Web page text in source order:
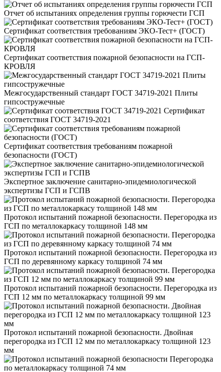
Отчет об испытаниях определения группы горючести ГСП
Сертификат соответствия требованиям ЭКО-Тест+ (ГОСТ)
Сертификат соответствия пожарной безопасности на ГСП-
КРОВЛЯ
Межгосударственный стандарт ГОСТ 34719-2021 Плиты
гипсостружечные
Сертификат
соответствия ГОСТ 34719-2021
Сертификат соответствия требованиям пожарной
безопасности (ГОСТ)
Экспертное заключение санитарно-эпидемиологической
экспертизы ГСП и ГСПВ
Протокол испытаний пожарной безопасности. Перегородка из
ГСП по металлокаркасу толщиной 148 мм
Протокол испытаний пожарной безопасности. Перегородка из
ГСП по деревянному каркасу толщиной 74 мм
Протокол испытаний пожарной безопасности. Перегородка из
ГСП 12 мм по металлокаркасу толщиной 99 мм
Протокол испытаний пожарной безопасности. Двойная
перегородка из ГСП 12 мм по металлокаркасу толщиной 123
мм